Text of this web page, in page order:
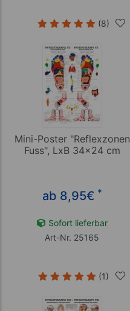
(8)
Mini-Poster "Reflexzonen
Fuss", LxB 34x24 cm
ab 8,95€ *
Sofort lieferbar
Art-Nr. 25165
(1)